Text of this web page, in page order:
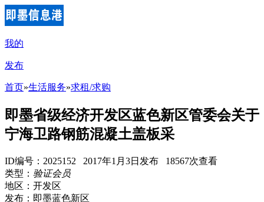
我的
发布
首页»生活服务»求租/求购
即墨省级经济开发区蓝色新区管委会关于
宁海卫路钢筋混凝土盖板采
ID编号：2025152 2017年1月3日发布 18567次查看
类型： 验证会员
地区：开发区
发布：即墨蓝色新区